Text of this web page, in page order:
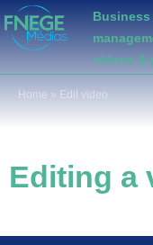
videos &
Home » Edit video
Editing a